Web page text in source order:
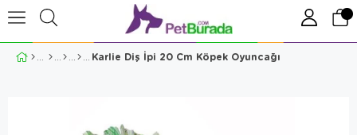
Karlie Diş İpi 20 Cm Köpek Oyuncağı